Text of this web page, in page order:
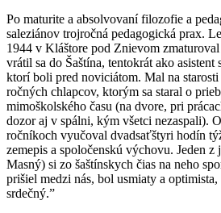
Po maturite a absolvovaní filozofie a
saleziánov trojročná pedagogická prax.
1944 v Kláštore pod Znievom
vrátil sa do Šaštína, tentokrát ako asistent
ktorí boli pred noviciátom. Mal na starosti
ročných chlapcov, ktorým sa staral o
mimoškolského času (na dvore, pri
dozor aj v spálni, kým všetci nezaspali).
ročníkoch vyučoval dvadsaťštyri hodín
zemepis a spoločenskú výchovu. Jeden
Masný) si zo šaštínskych čias na neho
prišiel medzi nás, bol usmiaty a
srdečný.”